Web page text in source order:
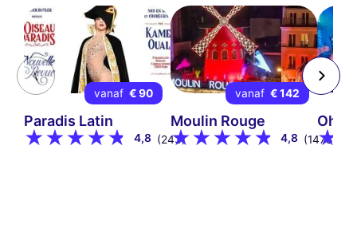
vanaf € 90
Paradis Latin
4,8 (243)
vanaf € 142
Moulin Rouge
4,8 (1478)
Oh!